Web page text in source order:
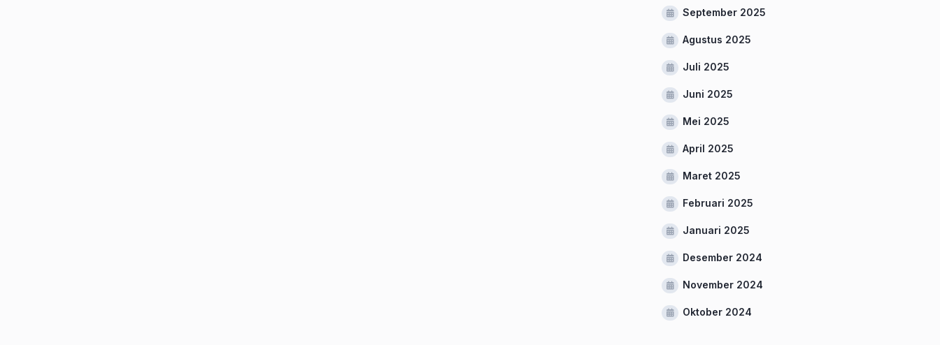
September 2025
Agustus 2025
Juli 2025
Juni 2025
Mei 2025
April 2025
Maret 2025
Februari 2025
Januari 2025
Desember 2024
November 2024
Oktober 2024